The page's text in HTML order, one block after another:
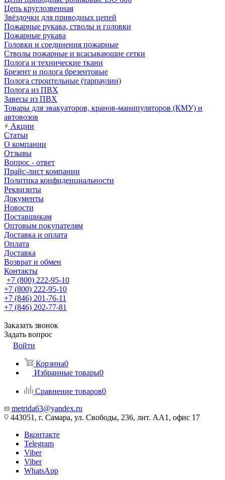
Цепь круглозвенная
Звёздочки для приводных цепей
Пожарные рукава, стволы и головки
Пожарные рукава
Головки и соединения пожарные
Стволы пожарные и всасывающие сетки
Полога и технические ткани
Брезент и полога брезентовые
Полога строительные (тарпаулин)
Полога из ПВХ
Завесы из ПВХ
Товары для эвакуаторов, кранов-манипуляторов (КМУ) и
автовозов
Акции
Статьи
О компании
Отзывы
Вопрос - ответ
Прайс-лист компании
Политика конфиденциальности
Реквизиты
Документы
Новости
Поставщикам
Оптовым покупателям
Доставка и оплата
Оплата
Доставка
Возврат и обмен
Контакты
+7 (800) 222-95-10
+7 (800) 222-95-10
+7 (846) 201-76-11
+7 (846) 202-77-81
Заказать звонок
Задать вопрос
Войти
Корзина0
Избранные товары0
Сравнение товаров0
metrida63@yandex.ru
443051, г. Самара, ул. Свободы, 236, лит. АА1, офис 17
Вконтакте
Telegram
Viber
Viber
WhatsApp